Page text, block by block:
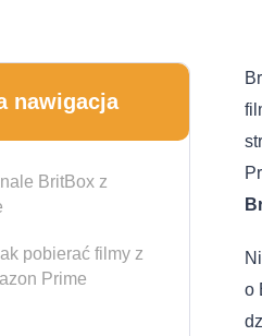
nawigacja
BritBox z
pobierać filmy z
Prime
o